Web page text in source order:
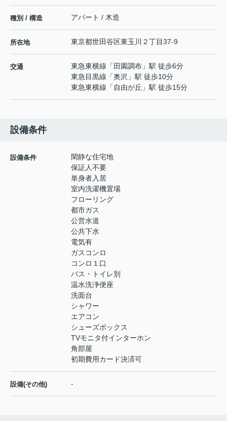
種別 / 構造 アパート / 木造
所在地 東京都世田谷区東玉川 ２丁目37-9
交通 東急東横線 「 田園調布 」駅 徒歩6分
東急目黒線 「奥沢 」駅 徒歩10分
東急東横線 「 自由が丘 」駅 徒歩15分
設備条件
設備条件
閑静な住宅地
保証人不要
単身者入居
室内洗濯機置場
フローリング
都市ガス
公営水道
公共下水
電気有
ガスコンロ
コンロ１口
バス・トイレ別
温水洗浄便座
洗面台
シャワー
エアコン
シューズボックス
TVモニタ付インターホン
角部屋
初期費用カード決済可
設備(その他) -